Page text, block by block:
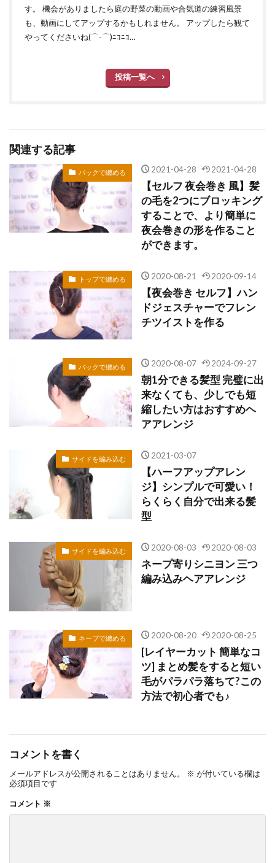
す。 機会がありましたら庭の野菜の動画や合気道の練習風景
も、動画にしてアップするかもしれません。 アップしたら観て
やってくださいね(⌒-⌒)ﾆｺﾆｺ…
投稿一覧へ
関連する記事
バックで纏める 2021-04-28 2021-04-28
【セルフ 夜会巻き 風】髪
の毛を2つにブロッキング
することで、より簡単に
夜会巻きの形を作ること
ができます。
トップで纏める 2020-08-21 2020-09-14
【夜会巻き セルフ】ハン
ドジェスチャーでフレン
チツイストを作る
バックで纏める 2020-08-07 2024-09-27
朝1分できる髪型 完璧に出
来なくても、少しでも短
縮したい方はおすすめヘ
アアレンジ
サイドを編み込む 2021-03-07
【ハーフアップアレン
ジ】シンプルで可愛い！
らくらく自分で出来る髪
型
サイドを編み込む 2020-08-03 2020-08-03
ネープ寄りシニヨン 三つ
編み込みヘアアレンジ
ネープで纏める 2020-08-20 2020-08-25
[レイヤーカット 簡単なコ
ツ] まとめ髪をすると短い
毛がパラパラ落ちて?この
方法で初心者でも♪
コメントを書く
メールアドレスが公開されることはありません。 ※ が付いている欄は
必須項目です
コメント ※